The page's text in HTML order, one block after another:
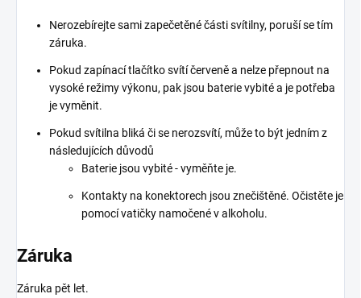
Nerozebírejte sami zapečetěné části svítilny, poruší se tím
záruka.
Pokud zapínací tlačítko svítí červeně a nelze přepnout na
vysoké režimy výkonu, pak jsou baterie vybité a je potřeba
je vyměnit.
Pokud svítilna bliká či se nerozsvítí, může to být jedním z
následujících důvodů
Baterie jsou vybité - vyměňte je.
Kontakty na konektorech jsou znečištěné. Očistěte je
pomocí vatičky namočené v alkoholu.
Záruka
Záruka pět let.